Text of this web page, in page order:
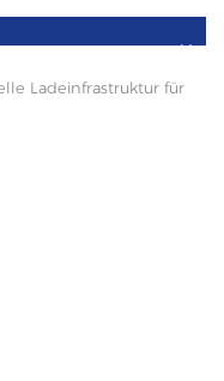
Ladeinfrastruktur für